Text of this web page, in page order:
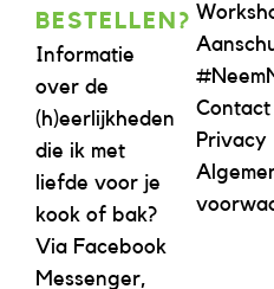
BESTELLEN?
Informatie
over de
(h)eerlijkheden
die ik met
liefde voor je
kook of bak?
Via Facebook
Messenger,
Contact
Privacy